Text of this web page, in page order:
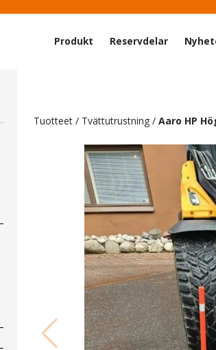
Produkt Reservdelar
Tuotteet / Tvättutrustning / Aaro HP